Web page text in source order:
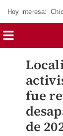
Hoy interesa:
fue
de